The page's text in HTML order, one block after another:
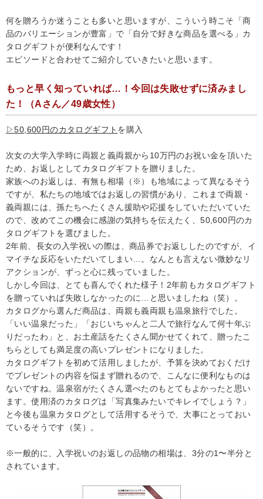
何を贈ろうか迷うことも多いと思いますが、こういう時こそ「商
品のバリエーションが豊富」で「自分で好きな商品を選べる」カ
タログギフトが便利なんです！
エピソードと合わせてご紹介していきたいと思います。
もっと早く知っていれば…！今回は失敗せずに済みまし
た！（Aさん／49歳女性）
▷50,600円のカタログギフト を購入
次女の大学入学時に両親と義両親から10万円のお祝い金を頂いた
ため、お返しとしてカタログギフトを贈りました。
家族へのお返しは、有無も相場（※）も地域によって異なるそう
ですが、私たちの地域ではお返しの習慣があり、これまで両親・
義両親には、孫たちへたくさん援助や応援をしていただいていた
ので、改めてこの機会に感謝の気持ちを伝えたく、50,600円のカ
タログギフトを選びました。
2年前、長女の入学祝いの際は、商品券でお返ししたのですが、イ
マイチな反応をいただいてしまい…。なんとも言えない微妙なリ
アクションが、ずっと心に残っていました。
しかし今回は、とても喜んでくれた様子！2年前もカタログギフト
を贈っていれば失敗しなかったのに…と思いましたね（笑）。
カタログから選んだ商品は、両親も義両親も温泉旅行でした。
「いい温泉だった」「おじいちゃんと二人で旅行なんて何十年ぶ
りだったわ」と、お土産話をたくさん聞かせてくれて、贈ったこ
ちらとしても満足度の高いプレゼントになりました。
カタログギフトを初めて活用しましたが、予算を決めておくだけ
でプレゼントの内容を悩まず贈れるので、こんなに便利なものは
ないですね。温泉宿がたくさん選べたのもとてもよかったと思い
ます。使用済のカタログは「写真集みたいでキレイでしょう？」
と今後も温泉カタログとして活用するそうで、大事にとっておい
ているそうです（笑）。
※一般的に、入学祝いのお返しの品物の相場は、3分の1〜半分と
されています。